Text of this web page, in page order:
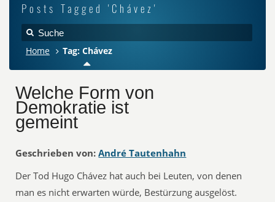
Posts Tagged 'Chávez'
Home Tag: Chávez
Welche Form von
Demokratie ist
gemeint
Geschrieben von: André Tautenhahn
Der Tod Hugo Chávez hat auch bei Leuten, von denen
man es nicht erwarten würde, Bestürzung ausgelöst.